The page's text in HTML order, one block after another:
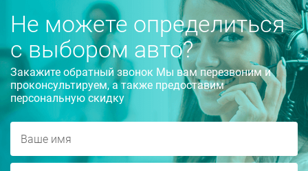
Не можете определиться
с выбором авто?
Закажите обратный звонок Мы вам перезвоним и
проконсультируем, а также предоставим
персональную скидку